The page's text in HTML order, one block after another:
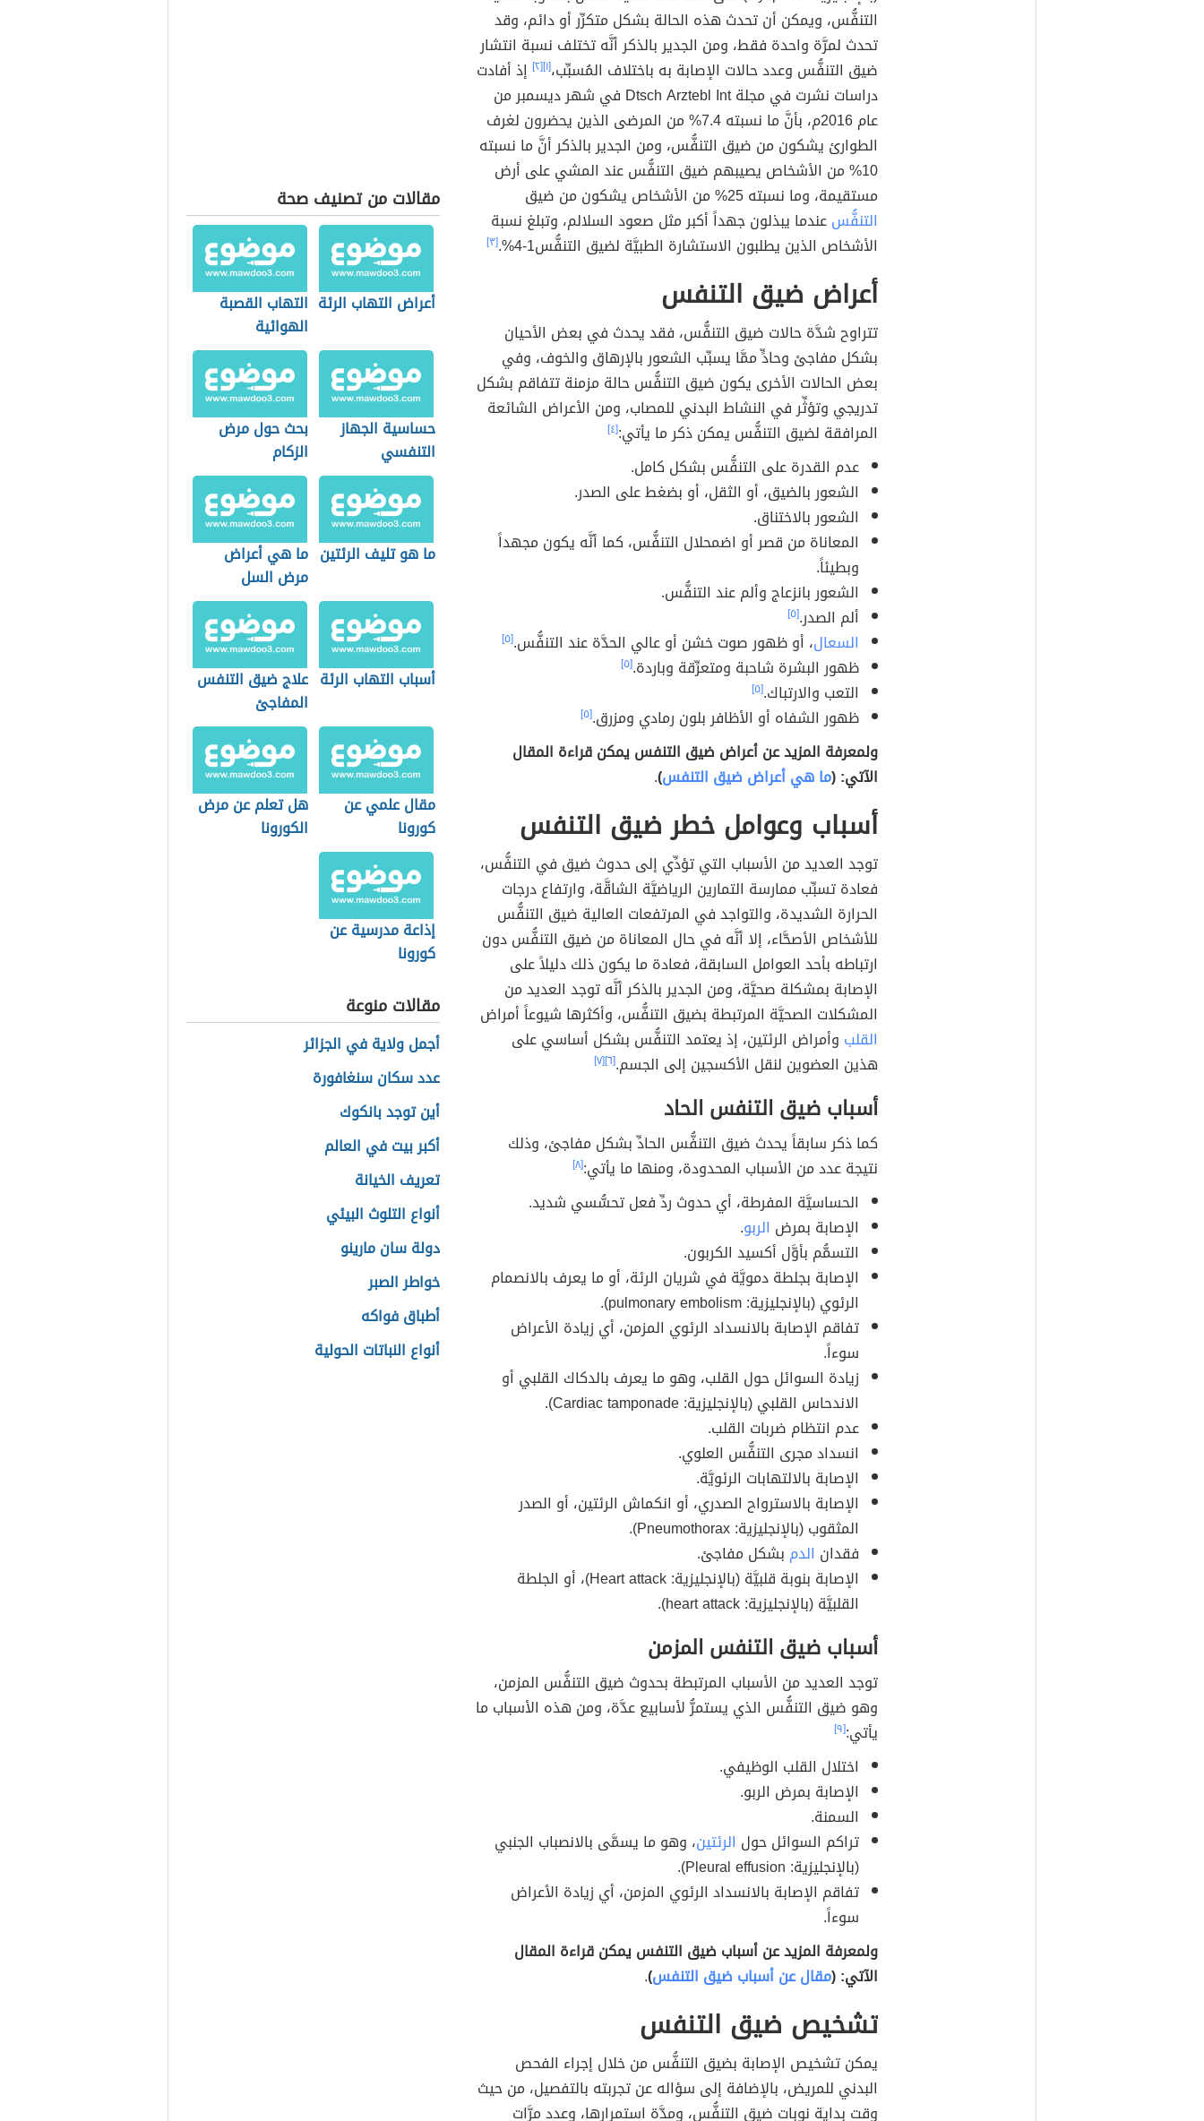
التنفُّس، ويمكن أن تحدث هذه الحالة بشكل متكرِّر أو دائم، وقد
تحدث لمرَّة واحدة فقط، ومن الجدير بالذكر أنَّه تختلف نسبة انتشار
ضيق التنفُّس وعدد حالات الإصابة به باختلاف المُسبِّب،[١] [٢]
إذ أفادت
دراسات نشرت في مجلة Dtsch Arztebl Int في شهر ديسمبر من
عام 2016م، بأنَّ ما نسبته 7.4% من المرضى الذين يحضرون لغرف
الطوارئ يشكون من ضيق التنفُّس، ومن الجدير بالذكر أنَّ ما نسبته
10% من الأشخاص يصيبهم ضيق التنفُّس عند المشي على أرض
مستقيمة، وما نسبته 25% من الأشخاص يشكون من ضيق
التنفُّسعندما يبذلون جهداً أكبر مثل صعود السلالم، وتبلغ نسبة
الأشخاص الذين يطلبون الاستشارة الطبيَّة لضيق التنفُّس1-4%.
[٣]
أعراض ضيق التنفس
تتراوح شدَّة حالات ضيق التنفُّس، فقد يحدث في بعض الأحيان
بشكل مفاجئ وحادٍّ ممَّا يسبِّب الشعور بالإرهاق والخوف، وفي
بعض الحالات الأخرى يكون ضيق التنفُّس حالة مزمنة تتفاقم بشكل
تدريجي وتؤثِّر في النشاط البدني للمصاب، ومن الأعراض الشائعة
المرافقة لضيق التنفُّس يمكن ذكر ما يأتي:[٤]
عدم القدرة على التنفُّس بشكل كامل.
الشعور بالضيق، أو الثقل، أو بضغط على الصدر.
الشعور بالاختناق.
المعاناة من قصر أو اضمحلال التنفُّس، كما أنَّه يكون مجهداً
وبطيئاً.
الشعور بانزعاج وألم عند التنفُّس.
ألم الصدر.[٥]
السعال، أو ظهور صوت خشن أو عالي الحدَّة عند التنفُّس.[٥]
ظهور البشرة شاحبة ومتعرِّقة وباردة.[٥]
التعب والارتباك.[٥]
ظهور الشفاه أو الأظافر بلون رمادي ومزرق.[٥]
ولمعرفة المزيد عن أعراض ضيق التنفس يمكن قراءة المقال
الآتي: (ما هي أعراض ضيق التنفس)
.
أسباب وعوامل خطر ضيق التنفس
توجد العديد من الأسباب التي تؤدِّي إلى حدوث ضيق في التنفُّس،
فعادة تسبِّب ممارسة التمارين الرياضيَّة الشاقَّة، وارتفاع درجات
الحرارة الشديدة، والتواجد في المرتفعات العالية ضيق التنفُّس
للأشخاص الأصحَّاء، إلا أنَّه في حال المعاناة من ضيق التنفُّس دون
ارتباطه بأحد العوامل السابقة، فعادة ما يكون ذلك دليلاً على
الإصابة بمشكلة صحيَّة، ومن الجدير بالذكر أنَّه توجد العديد من
المشكلات الصحيَّة المرتبطة بضيق التنفُّس، وأكثرها شيوعاً أمراض
القلب وأمراض الرئتين، إذ يعتمد التنفُّس بشكل أساسي على
هذين العضوين لنقل الأكسجين إلى الجسم.[٦] [٧]
أسباب ضيق التنفس الحاد
كما ذكر سابقاً يحدث ضيق التنفُّس الحادِّ بشكل مفاجئ، وذلك
نتيجة عدد من الأسباب المحدودة، ومنها ما يأتي:[٨]
الحساسيَّة المفرطة، أي حدوث ردِّ فعل تحسُّسي شديد.
الإصابة بمرض الربو.
التسمُّم بأوَّل أكسيد الكربون.
الإصابة بجلطة دمويَّة في شريان الرئة، أو ما يعرف بالانصمام
الرئوي (بالإنجليزية: pulmonary embolism)‏.
تفاقم الإصابة بالانسداد الرئوي المزمن، أي زيادة الأعراض
سوءاً.
زيادة السوائل حول القلب، وهو ما يعرف بالدكاك القلبي أو
الاندحاس القلبي (بالإنجليزية: Cardiac tamponade).
عدم انتظام ضربات القلب.
انسداد مجرى التنفُّس العلوي.
الإصابة بالالتهابات الرئويَّة.
الإصابة بالاسترواح الصدري، أو انكماش الرئتين، أو الصدر
المثقوب (بالإنجليزية: Pneumothorax).
فقدان الدم بشكل مفاجئ.
الإصابة بنوبة قلبيَّة (بالإنجليزية: Heart attack)، أو الجلطة
القلبيَّة (بالإنجليزية: heart attack).
أسباب ضيق التنفس المزمن
توجد العديد من الأسباب المرتبطة بحدوث ضيق التنفُّس المزمن،
وهو ضيق التنفُّس الذي يستمرُّ لأسابيع عدَّة، ومن هذه الأسباب ما
يأتي:[٩]
اختلال القلب الوظيفي.
الإصابة بمرض الربو.
السمنة.
تراكم السوائل حول الرئتين، وهو ما يسمَّى بالانصباب الجنبي
(بالإنجليزية: Pleural effusion).
تفاقم الإصابة بالانسداد الرئوي المزمن، أي زيادة الأعراض
سوءاً.
ولمعرفة المزيد عن أسباب ضيق التنفس يمكن قراءة المقال
الآتي: (مقال عن أسباب ضيق التنفس)
.
تشخيص ضيق التنفس
يمكن تشخيص الإصابة بضيق التنفُّس من خلال إجراء الفحص
البدني للمريض، بالإضافة إلى سؤاله عن تجربته بالتفصيل، من حيث
وقت بداية نوبات ضيق التنفُّس، ومدَّة استمرارها، وعدد مرَّات
مقالات من تصنيف صحة
أعراض التهاب الرئة التهاب القصبة
الهوائية
حساسية الجهاز
التنفسي
بحث حول مرض
الزكام
ما هو تليف الرئتين ما هي أعراض
مرض السل
أسباب التهاب الرئة علاج ضيق التنفس
المفاجئ
مقال علمي عن
كورونا
هل تعلم عن مرض
الكورونا
إذاعة مدرسية عن
كورونا
مقالات منوعة
أجمل ولاية في الجزائر
عدد سكان سنغافورة
أين توجد بانكوك
أكبر بيت في العالم
تعريف الخيانة
أنواع التلوث البيئي
دولة سان مارينو
خواطر الصبر
أطباق فواكه
أنواع النباتات الحولية